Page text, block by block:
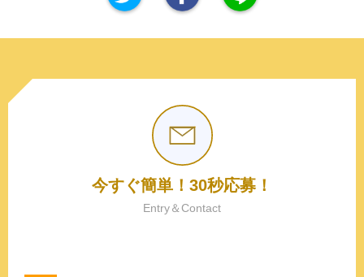
今すぐ簡単！30秒応募！
Entry＆Contact